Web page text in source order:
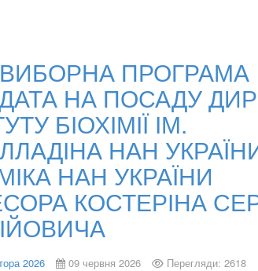
ПРОГРАМА
НА ПОСАДУ
БІОХІМІЇ ІМ.
НАН
НАН УКРАЇНИ
КОСТЕРІНА
2026 09 червня 2026 Перегляди: 2618